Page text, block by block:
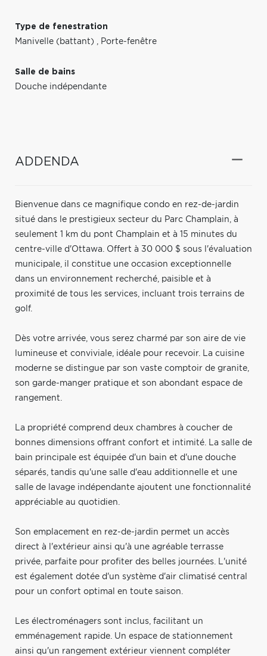
Type de fenestration
Manivelle (battant) , Porte-fenêtre
Salle de bains
Douche indépendante
ADDENDA
Bienvenue dans ce magnifique condo en rez-de-jardin
situé dans le prestigieux secteur du Parc Champlain, à
seulement 1 km du pont Champlain et à 15 minutes du
centre-ville d'Ottawa. Offert à 30 000 $ sous l'évaluation
municipale, il constitue une occasion exceptionnelle
dans un environnement recherché, paisible et à
proximité de tous les services, incluant trois terrains de
golf.
Dès votre arrivée, vous serez charmé par son aire de vie
lumineuse et conviviale, idéale pour recevoir. La cuisine
moderne se distingue par son vaste comptoir de granite,
son garde-manger pratique et son abondant espace de
rangement.
La propriété comprend deux chambres à coucher de
bonnes dimensions offrant confort et intimité. La salle de
bain principale est équipée d'un bain et d'une douche
séparés, tandis qu'une salle d'eau additionnelle et une
salle de lavage indépendante ajoutent une fonctionnalité
appréciable au quotidien.
Son emplacement en rez-de-jardin permet un accès
direct à l'extérieur ainsi qu'à une agréable terrasse
privée, parfaite pour profiter des belles journées. L'unité
est également dotée d'un système d'air climatisé central
pour un confort optimal en toute saison.
Les électroménagers sont inclus, facilitant un
emménagement rapide. Un espace de stationnement
ainsi qu'un rangement extérieur viennent compléter